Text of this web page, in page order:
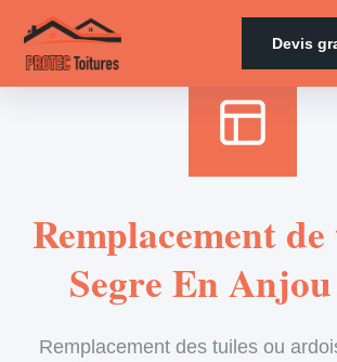
Devis
Remplacement
Segre En
Remplacement des tuiles ou